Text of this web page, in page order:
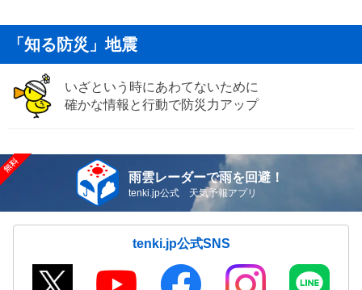
「知る防災」地震
いざという時にあわてないために
確かな情報と行動で防災力アップ
雨雲レーダーで雨を回避！
tenki.jp公式 天気予報アプリ
tenki.jp公式SNS